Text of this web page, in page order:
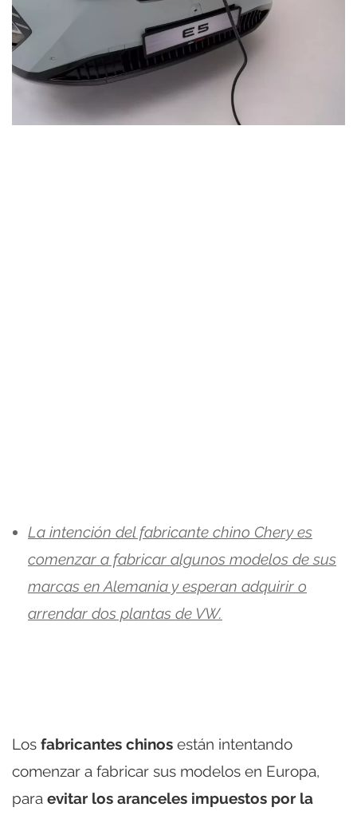
La intención del fabricante chino Chery es
comenzar a fabricar algunos modelos de sus
marcas en Alemania y esperan adquirir o
arrendar dos plantas de VW.
Los fabricantes chinos están intentando
comenzar a fabricar sus modelos en Europa,
para evitar los aranceles impuestos por la